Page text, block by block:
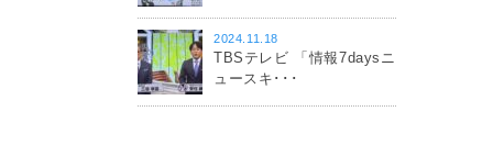
2024.11.18
TBSテレビ 「情報7daysニ
ュースキ･･･